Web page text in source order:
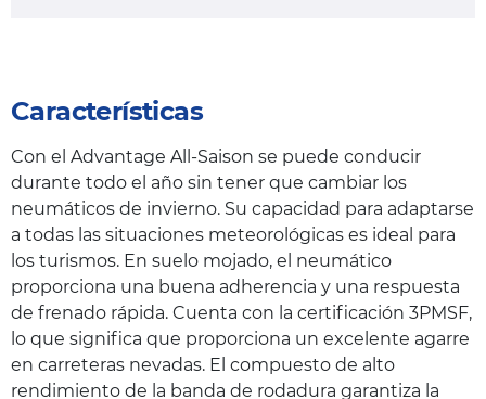
Características
Con el Advantage All-Saison se puede conducir
durante todo el año sin tener que cambiar los
neumáticos de invierno. Su capacidad para adaptarse
a todas las situaciones meteorológicas es ideal para
los turismos. En suelo mojado, el neumático
proporciona una buena adherencia y una respuesta
de frenado rápida. Cuenta con la certificación 3PMSF,
lo que significa que proporciona un excelente agarre
en carreteras nevadas. El compuesto de alto
rendimiento de la banda de rodadura garantiza la